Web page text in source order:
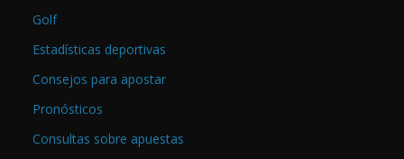
Golf
Estadísticas deportivas
Consejos para apostar
Pronósticos
Consultas sobre apuestas